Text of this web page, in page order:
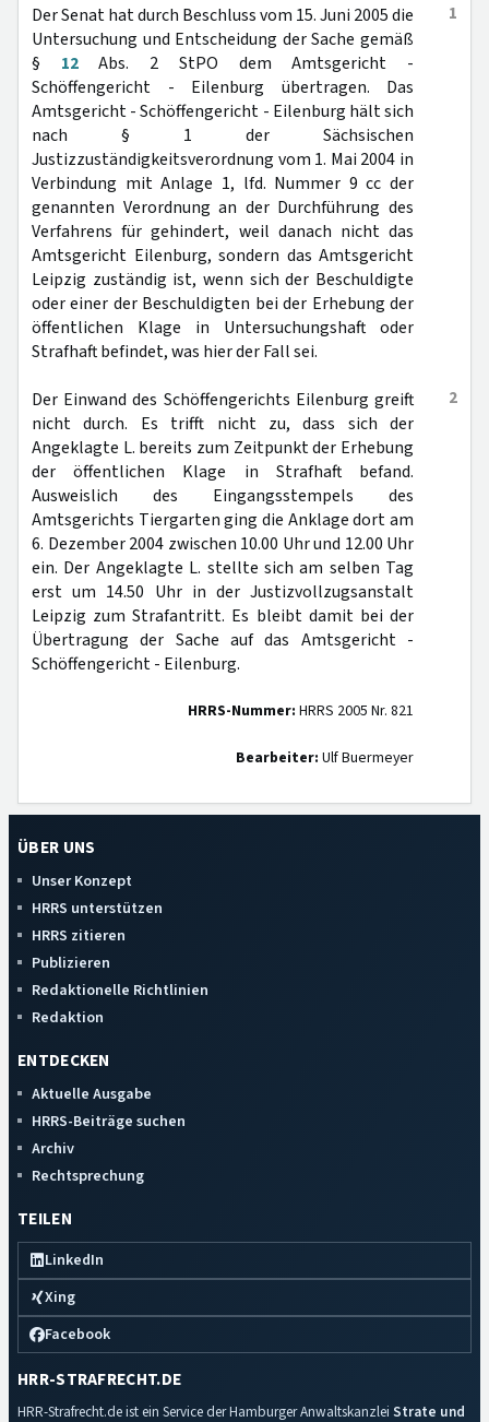
1
Der Senat hat durch Beschluss vom 15. Juni 2005 die
Untersuchung und Entscheidung der Sache gemäß
§ 12Abs. 2 StPO dem Amtsgericht -
Schöffengericht - Eilenburg übertragen. Das
Amtsgericht - Schöffengericht - Eilenburg hält sich
nach § 1 der Sächsischen
Justizzuständigkeitsverordnung vom 1. Mai 2004 in
Verbindung mit Anlage 1, lfd. Nummer 9 cc der
genannten Verordnung an der Durchführung des
Verfahrens für gehindert, weil danach nicht das
Amtsgericht Eilenburg, sondern das Amtsgericht
Leipzig zuständig ist, wenn sich der Beschuldigte
oder einer der Beschuldigten bei der Erhebung der
öffentlichen Klage in Untersuchungshaft oder
Strafhaft befindet, was hier der Fall sei.
2
Der Einwand des Schöffengerichts Eilenburg greift
nicht durch. Es trifft nicht zu, dass sich der
Angeklagte L. bereits zum Zeitpunkt der Erhebung
der öffentlichen Klage in Strafhaft befand.
Ausweislich des Eingangsstempels des
Amtsgerichts Tiergarten ging die Anklage dort am
6. Dezember 2004 zwischen 10.00 Uhr und 12.00 Uhr
ein. Der Angeklagte L. stellte sich am selben Tag
erst um 14.50 Uhr in der Justizvollzugsanstalt
Leipzig zum Strafantritt. Es bleibt damit bei der
Übertragung der Sache auf das Amtsgericht -
Schöffengericht - Eilenburg.
HRRS-Nummer: HRRS 2005 Nr. 821
Bearbeiter: Ulf Buermeyer
ÜBER UNS
Unser Konzept
HRRS unterstützen
HRRS zitieren
Publizieren
Redaktionelle Richtlinien
Redaktion
ENTDECKEN
Aktuelle Ausgabe
HRRS-Beiträge suchen
Archiv
Rechtsprechung
TEILEN
LinkedIn
Xing
Facebook
HRR-STRAFRECHT.DE
HRR-Strafrecht.de ist ein Service der Hamburger Anwaltskanzlei Strate und